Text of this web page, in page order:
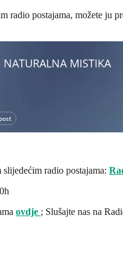
radio postajama, možete ju
radio postajama:
ovdje ; Slušajte nas na